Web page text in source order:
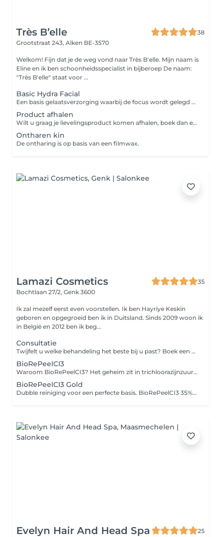
Très B’elle
38
Grootstraat 243, Alken BE-3570
Welkom! Fijn dat je de weg vond naar Très B'elle. Mijn naam is
Eline en ik ben schoonheidsspecialist in bijberoep De naam:
"Très B'elle" staat voor ...
Basic Hydra Facial
Een basis gelaatsverzorging waarbij de focus wordt gelegd op een huidanalyse. Waar we daarna gaan kijken naar de juiste producten op maat van het huidtype. Dit is een goede start behandeling van de huid. Je maakt kennis met de basisproducten die ik hanteer in het salon. (incl. epilatie wenkbrauwen op vraag)
Product afhalen
Wilt u graag je lievelingsproduct komen afhalen, boek dan even dit momentje in.
Ontharen kin
De ontharing is op basis van een filmwax.
Lamazi Cosmetics
35
Bochtlaan 27/2, Genk 3600
Ik zal mezelf eerst even voorstellen. Ik ben Hayriye Keskin
geboren en opgegroeid ben ik in Duitsland. Sinds 2009 woon ik
in België en 2012 ben ik beg...
Consultatie
Twijfelt u welke behandeling het beste bij u past? Boek een Consultatieafspraak met onze beautyexperts om uw behoeften te bespreken en persoonlijk advies te ontvangen. We helpen u graag bij het kiezen van de behandeling die het beste bij uw huidtype en schoonheidsbehoeften past.
BioRePeelCI3
Waroom BioRePeelCI3? Het geheim zit in trichloorazijnzuur (35% TCA), een component die de huid op natuurlijke wijze laat regenereren, waardoor een nieuwe, gezondere laag naar voren komt. Dit proces maakt de huid gladder, egaler en laat haar stralen. Deze behandeling is rijk aan biologische en natuurlijke ingredienten zoals plantenextrecten, enzymen en antioxidanten, en penetreert diep in de huid. Veilig voor elke huidkleur en -type Vermindert fijne lijntjes en rimpels Bestrijdt actieve acne, acne scars Vermindert grove porien Verlicht melasma en hyperpigmentatie Verzacht rosacea Egaliseert textuur en oneffenheden Verfrist doffe huid Het resultaat? Een intensieve, maar toch zachte vernieuwing zonder downtime. Frequentie: elke huid is uniek. Ik stel een behandelschema op maat samen, meestal bestaande uit 3-6 behandelingen, elke om de 7-10 dagen, om de beste resultaten te behalen. NAZORG: essentieel voor SUCCES ! Een goede nazorg, een zonnebrandcrème met hoge SPF50 en een herstellende creme is essentieel. Bij Lamazi Cosmetics benadruk ik het belang hiervan voor het beste resultaat en bescherming van je huid. Deze stappen zijn cruciaal voor het behoud van de resultaten en het beschermen van de huid tegen toekomstige schade.
BioRePeelCI3 Gold
Dubble reiniging voor een perfecte basis. BioRePeelCI3 35% TCA peeling voor een fijnere huidstructuur op maat. Collageenmasker voor extra huidverjonging en kalmering na de peeling. LED Therapie zorgt voor diepere werking en stimuleert het herstel. Dagverzorging afronden met BioRelif serum-moisturizer en SPF50 voor optimale bescherming INTENSITEIT: Mild ROODHEID: Mild HERSTELTIJD: 1-3 dagen
Evelyn Hair And Head Spa
25